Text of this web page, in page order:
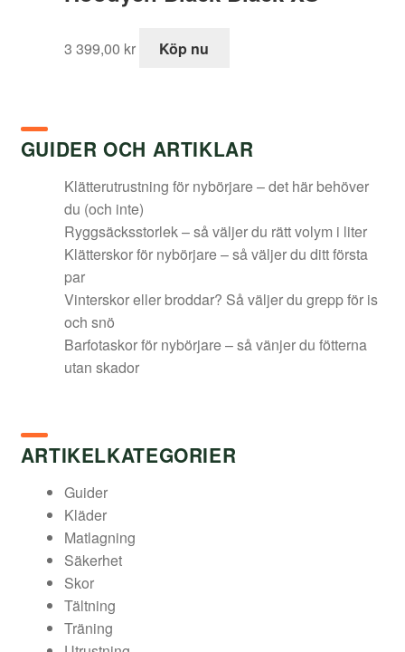
3 399,00 kr Köp nu
GUIDER OCH ARTIKLAR
Klätterutrustning för nybörjare – det här behöver
du (och inte)
Ryggsäcksstorlek – så väljer du rätt volym i liter
Klätterskor för nybörjare – så väljer du ditt första
par
Vinterskor eller broddar? Så väljer du grepp för is
och snö
Barfotaskor för nybörjare – så vänjer du fötterna
utan skador
ARTIKELKATEGORIER
Guider
Kläder
Matlagning
Säkerhet
Skor
Tältning
Träning